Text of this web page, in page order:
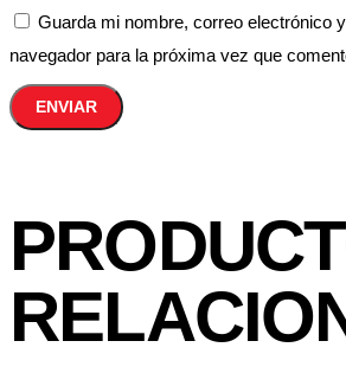
Guarda mi nombre, correo electrónico
navegador para la próxima vez que